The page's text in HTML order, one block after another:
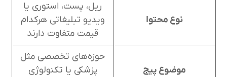
نوع محتوا
ریل، پست، استوری یا
ویدیو تبلیغاتی هرکدام
قیمت متفاوت دارند
موضوع پیج
حوزه‌های تخصصی مثل
پزشکی یا تکنولوژی